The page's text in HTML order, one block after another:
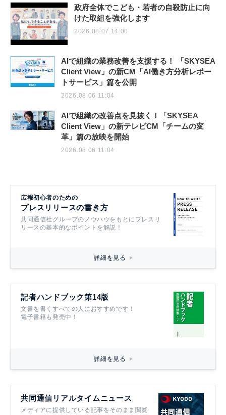
政府全体でこども・若者の自殺防止に向
けた取組を強化します
2026.08.07 14:00
AIで組織の業務改善を支援する！ 「SKYSEA
Client View」の新CM「AI働き方分析レポー
トサービス」篇を公開
2026.08.06 11:04
AIで組織の改善点を見抜く！「SKYSEA
Client View」の新テレビCM「チームの変
革」篇の放映を開始
2026.08.06 11:04
広報初心者のための
プレスリリースの書き方
共同通信社グループのノウハウをもとにプレスリ
リースの基本的なポイントを解説！
詳細を見る
記者ハンドブック第14版
文書を書くすべての人におすすめです！
電子書籍も発売中！
詳細を見る
共同通信リアルタイムニュース
メディアに提供している記事をそのまま閲覧